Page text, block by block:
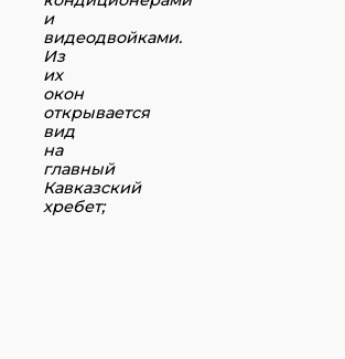
и
видеодвойками.
Из
их
окон
открывается
вид
на
главный
Кавказский
хребет;